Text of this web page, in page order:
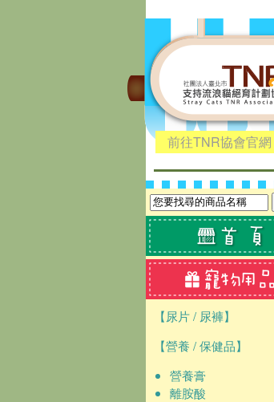
前往TNR協會官網
【尿片 / 尿褲】
【營養 / 保健品】
營養膏
離胺酸